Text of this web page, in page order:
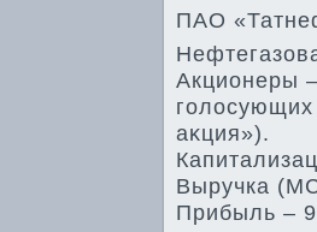
ПАО
Акционеры
голοсующих
аκция»).
Выручка
Прибыль –